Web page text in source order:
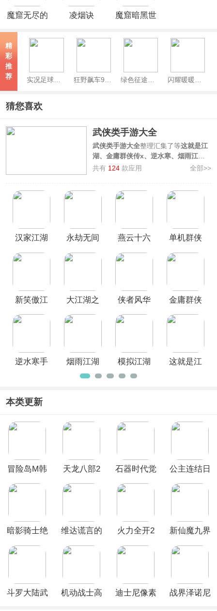
魔窟无尽的
凌烟诀
魔窟暗黑世
精
彩
推
荐
实况足球官服 狂野飙车9竞速传奇手游 绿色征途手游官方正版 闪耀暖暖官服
猜您喜欢
武侠类手游大全
武侠类手游大全整理汇集了等这就是江
湖、金庸群侠传x、逆水寒、烟雨江湖
多款武侠风的手机游戏，并提供游戏安
江湖气息的武侠手游中，修炼绝世武
本站挑选下载畅玩！
共有 124 款应用 全部>>
汉家江湖
永劫无间
燕云十六
单机群侠
新笑傲江
大江湖之
鸟手机版
侠者风华
金庸群侠
逆水寒手
烟雨江湖
官方版
模拟江湖
手游
这就是江
本类更新
冒险岛M韩
天龙八部2
石器时代觉
公主连结日
暗影骑士绝
维达谎言的
火力全开2
虫汉化版最
新仙魔九界
斗罗大陆武
机动战士高
迪士尼像素
战界泽诺尼